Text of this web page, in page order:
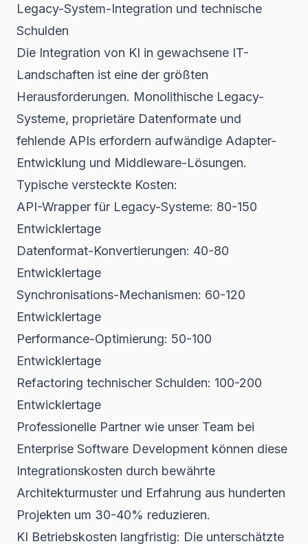
Legacy-System-Integration und technische
Schulden
Die Integration von KI in gewachsene IT-
Landschaften ist eine der größten
Herausforderungen. Monolithische Legacy-
Systeme, proprietäre Datenformate und
fehlende APIs erfordern aufwändige Adapter-
Entwicklung und Middleware-Lösungen.
Typische versteckte Kosten:
API-Wrapper für Legacy-Systeme: 80-150
Entwicklertage
Datenformat-Konvertierungen: 40-80
Entwicklertage
Synchronisations-Mechanismen: 60-120
Entwicklertage
Performance-Optimierung: 50-100
Entwicklertage
Refactoring technischer Schulden: 100-200
Entwicklertage
Professionelle Partner wie unser Team bei
Enterprise Software Development können diese
Integrationskosten durch bewährte
Architekturmuster und Erfahrung aus hunderten
Projekten um 30-40% reduzieren.
KI Betriebskosten langfristig: Die unterschätzte